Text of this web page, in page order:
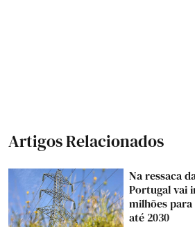
Artigos Relacionados
Na ressaca
Portugal vai
milhões
até 2030